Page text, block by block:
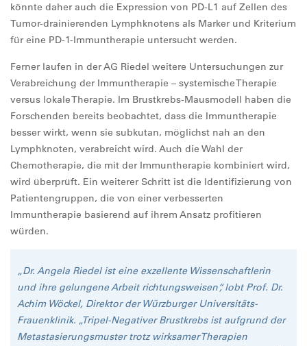
könnte daher auch die Expression von PD-L1 auf Zellen des
Tumor-drainierenden Lymphknotens als Marker und Kriterium
für eine PD-1-Immuntherapie untersucht werden.
Ferner laufen in der AG Riedel weitere Untersuchungen zur
Verabreichung der Immuntherapie – systemische Therapie
versus lokale Therapie. Im Brustkrebs-Mausmodell haben die
Forschenden bereits beobachtet, dass die Immuntherapie
besser wirkt, wenn sie subkutan, möglichst nah an den
Lymphknoten, verabreicht wird. Auch die Wahl der
Chemotherapie, die mit der Immuntherapie kombiniert wird,
wird überprüft. Ein weiterer Schritt ist die Identifizierung von
Patientengruppen, die von einer verbesserten
Immuntherapie basierend auf ihrem Ansatz profitieren
würden.
„Dr. Angela Riedel ist eine exzellente Wissenschaftlerin
und ihre gelungene Arbeit richtungsweisen“, lobt Prof. Dr.
Achim Wöckel, Direktor der Würzburger Universitäts-
Frauenklinik. „Tripel-Negativer Brustkrebs ist aufgrund der
Metastasierungsmuster trotz wirksamer Therapien